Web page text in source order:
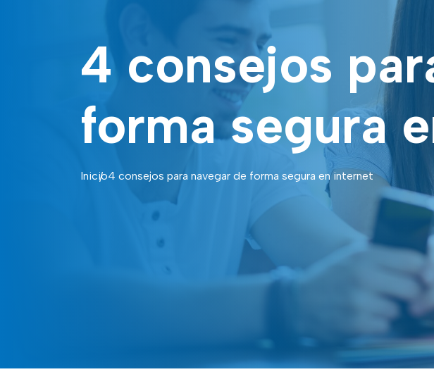
4 consejos
forma segura
Inicio4 consejos para navegar de forma segura en internet